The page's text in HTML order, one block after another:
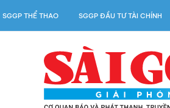
SGGP THỂ THAO SGGP ĐẦU TƯ TÀI CHÍNH